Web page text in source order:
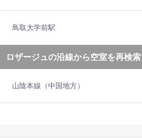
鳥取大学前駅
ロザージュの沿線から空室を再検索
山陰本線（中国地方）